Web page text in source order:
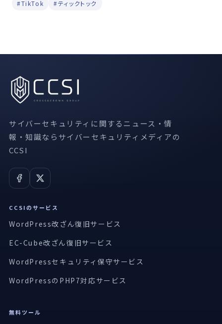
#TikTok #ティックトック
サイバーセキュリティに関するニュース・情
報・知識ならサイバーセキュリティメディアの
CCSI
CCSIのサービス
WordPress改ざん復旧サービス
EC-Cube改ざん復旧サービス
WordPressセキュリティ保守サービス
WordPressのPHP7対応サービス
無料ツール